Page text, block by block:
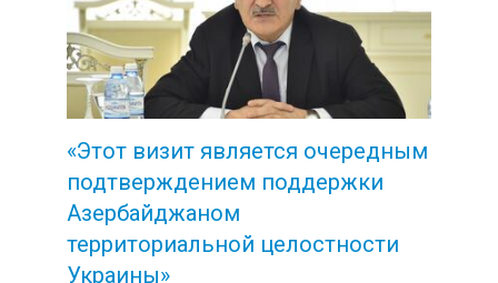
«Этот визит является очередным
подтверждением поддержки
Азербайджаном
территориальной целостности
Украины»